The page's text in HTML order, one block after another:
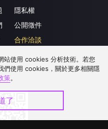
隱私權
公開徵件
合作洽談
站使用 cookies 分析技術。若您
們使用 cookies，關於更多相關隱
策。
了